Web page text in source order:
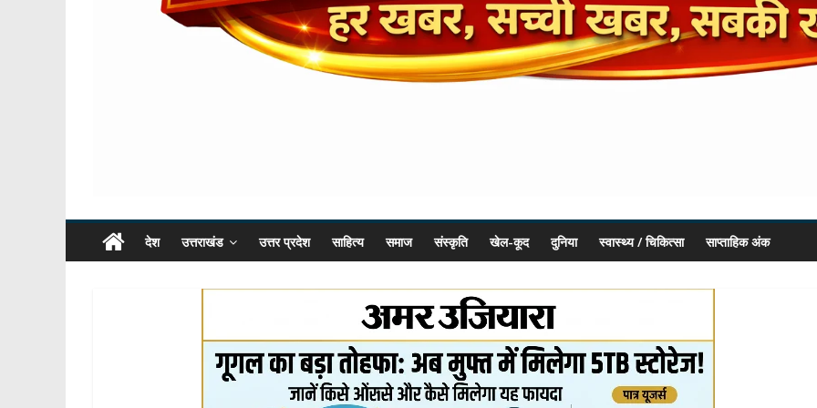
देश उत्तराखंड उत्तर प्रदेश साहित्य समाज संस्कृति खेल-कूद दुनिया स्वास्थ्य / चिकित्सा साप्ताहिक अंक